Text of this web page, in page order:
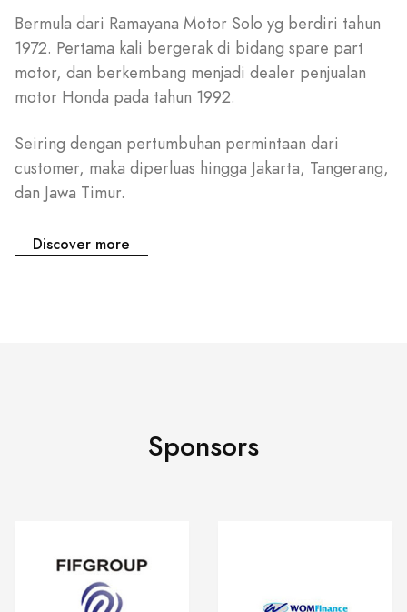
Bermula dari Ramayana Motor Solo yg berdiri tahun
1972. Pertama kali bergerak di bidang spare part
motor, dan berkembang menjadi dealer penjualan
motor Honda pada tahun 1992.
Seiring dengan pertumbuhan permintaan dari
customer, maka diperluas hingga Jakarta, Tangerang,
dan Jawa Timur.
Discover more
Sponsors